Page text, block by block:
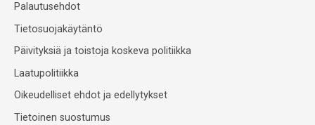
Palautusehdot
Tietosuojakäytäntö
Päivityksiä ja toistoja koskeva politiikka
Laatupolitiikka
Oikeudelliset ehdot ja edellytykset
Tietoinen suostumus